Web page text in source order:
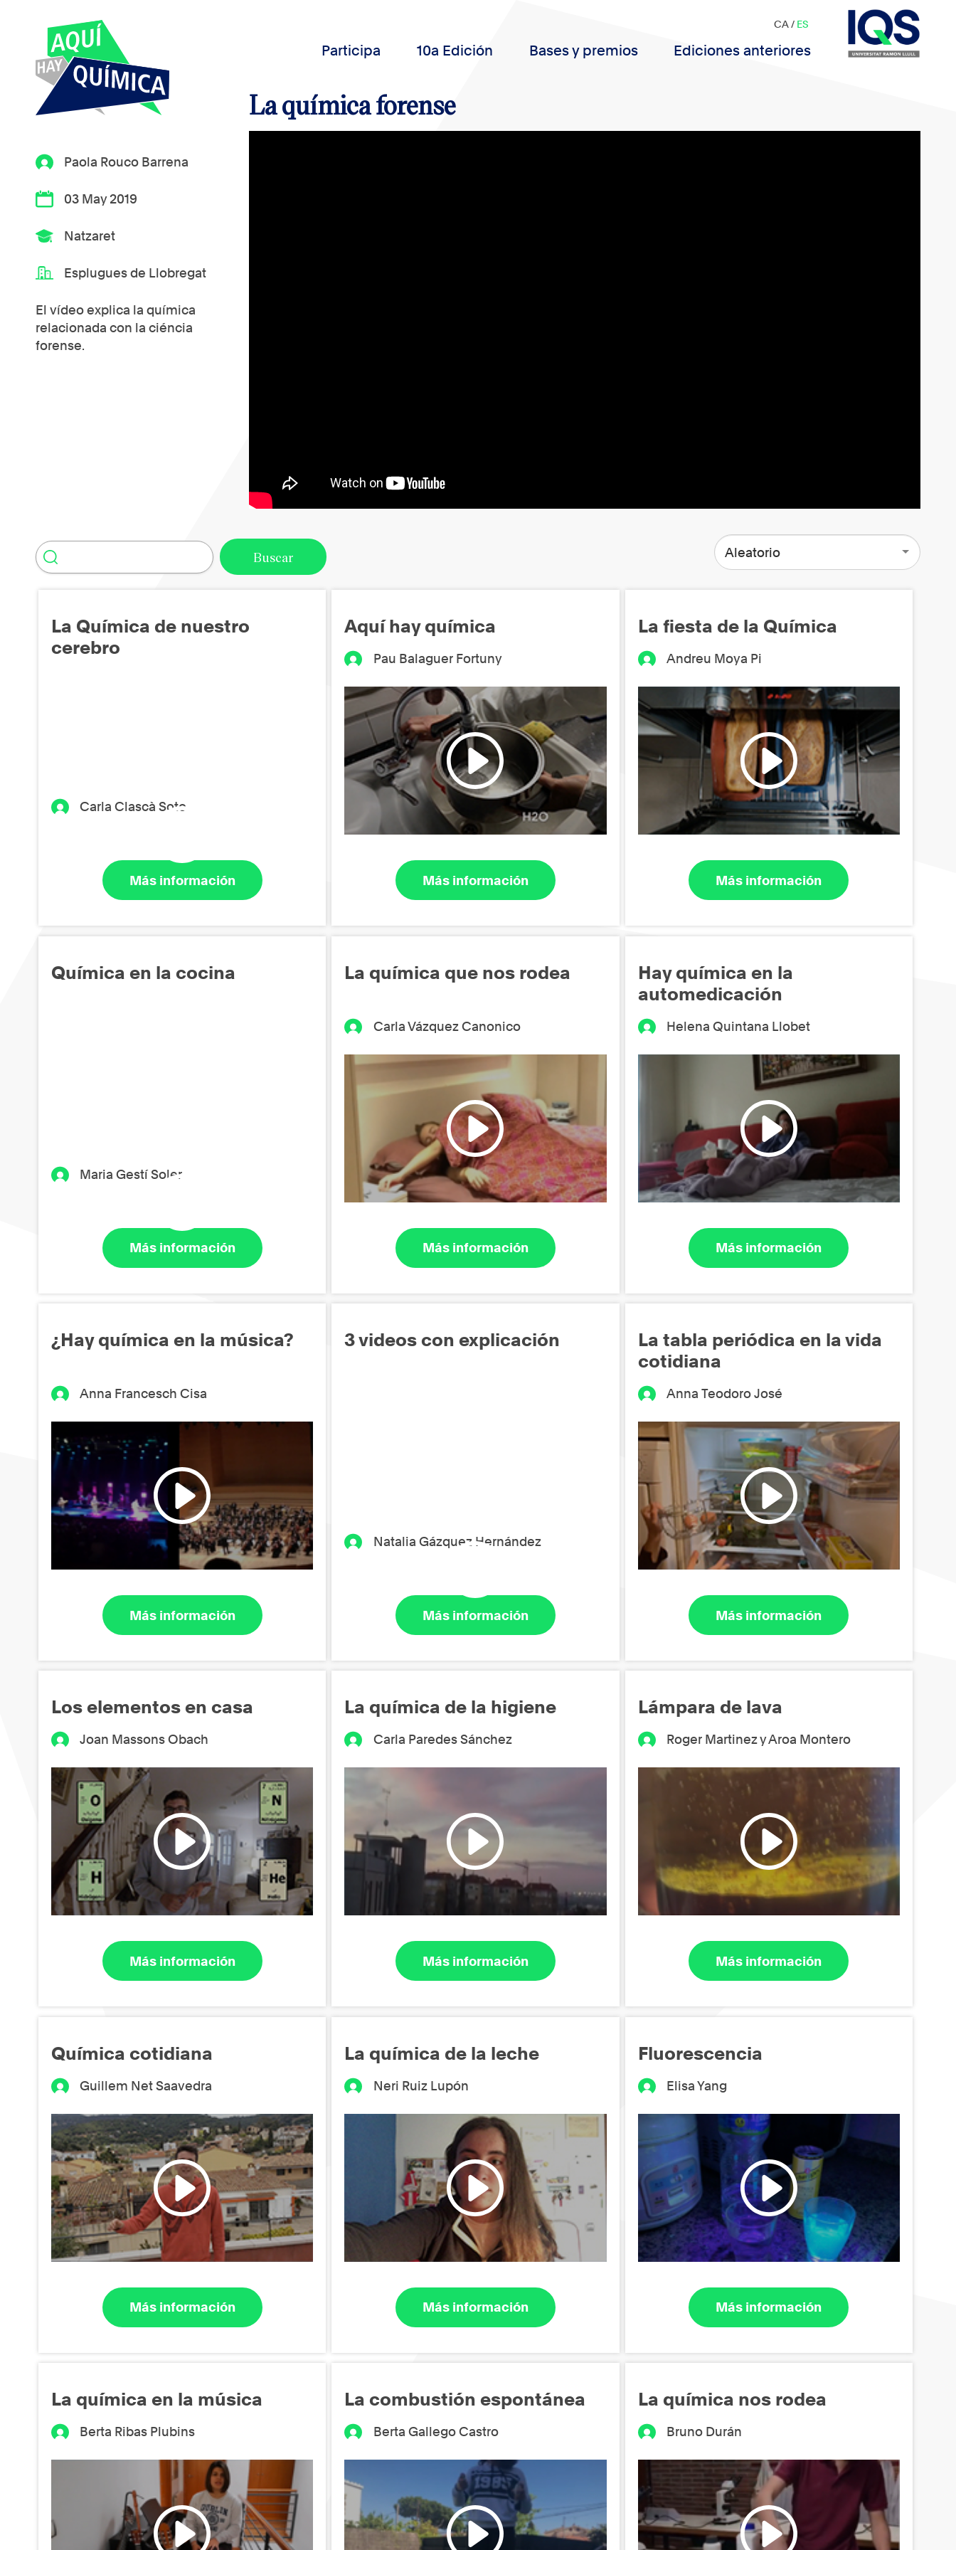
Participa 10a Edición Bases y premios Ediciones anteriores
CA/ ES
Paola Rouco Barrena
03 May 2019
Natzaret
Esplugues de Llobregat
El vídeo explica la química
relacionada con la ciéncia
forense.
La química forense
Aleatorio
La Química de nuestro
cerebro
Carla Clascà Soto
Más información
Aquí hay química
Pau Balaguer Fortuny
Más información
La fiesta de la Química
Andreu Moya Pi
Más información
Química en la cocina
Maria Gestí Soler
Más información
La química que nos rodea
Carla Vázquez Canonico
Más información
Hay química en la
automedicación
Helena Quintana Llobet
Más información
¿Hay química en la música?
Anna Francesch Cisa
Más información
3 videos con explicación
Natalia Gázquez Hernández
Más información
La tabla periódica en la vida
cotidiana
Anna Teodoro José
Más información
Los elementos en casa
Joan Massons Obach
Más información
La química de la higiene
Carla Paredes Sánchez
Más información
Lámpara de lava
Roger Martinez y Aroa Montero
Más información
Química cotidiana
Guillem Net Saavedra
Más información
La química de la leche
Neri Ruiz Lupón
Más información
Fluorescencia
Elisa Yang
Más información
La química en la música
Berta Ribas Plubins
La combustión espontánea
Berta Gallego Castro
La química nos rodea
Bruno Durán